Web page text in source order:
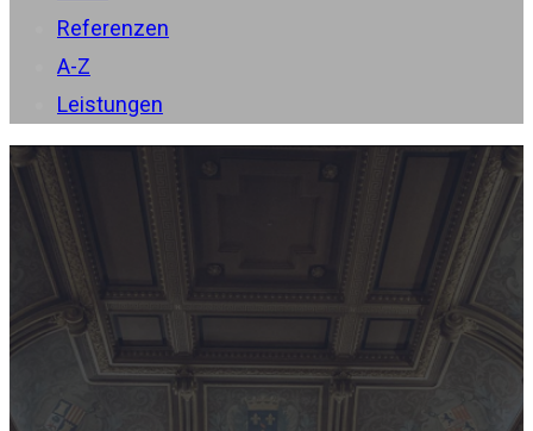
Referenzen
A-Z
Leistungen